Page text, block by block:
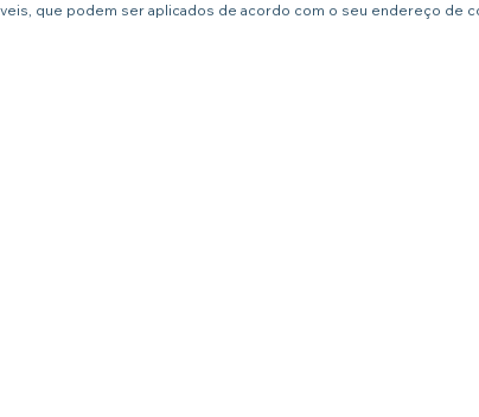
que podem ser aplicados de acordo com o seu endereço de